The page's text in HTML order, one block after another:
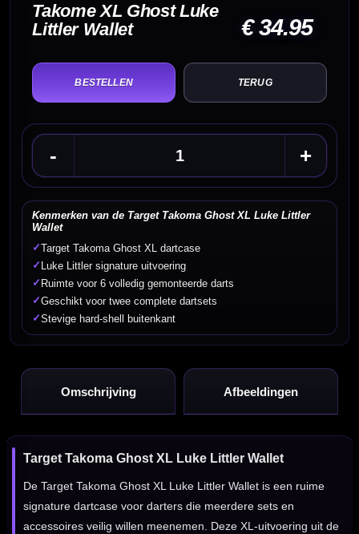
Takome XL Ghost Luke
Littler Wallet
€ 34.95
TERUG
Kenmerken van de Target Takoma Ghost XL Luke Littler
Wallet
✓ Target Takoma Ghost XL dartcase
✓ Luke Littler signature uitvoering
✓ Ruimte voor 6 volledig gemonteerde darts
✓Geschikt voor twee complete dartsets
✓Stevige hard-shell buitenkant
- +
Omschrijving Afbeeldingen
Target Takoma Ghost XL Luke Littler Wallet
De Target Takoma Ghost XL Luke Littler Wallet is een ruime
signature dartcase voor darters die meerdere sets en
accessoires veilig willen meenemen. Deze XL-uitvoering uit de